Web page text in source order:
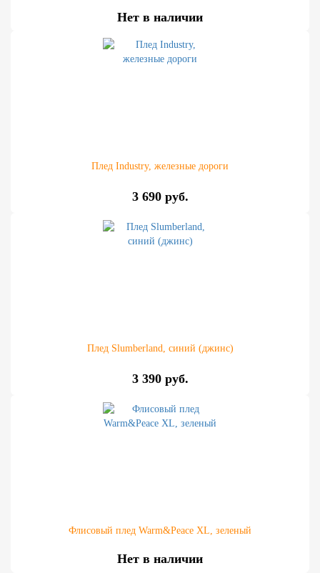
Нет в наличии
Плед Industry, железные дороги
3 690 руб.
Плед Slumberland, синий (джинс)
3 390 руб.
Флисовый плед Warm&Peace XL, зеленый
Нет в наличии